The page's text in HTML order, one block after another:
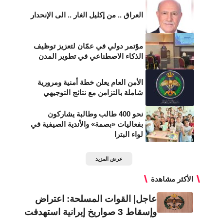
العراق .. من إكليل الغار .. الى الإنحدار
مؤتمر دولي في عمّان لتعزيز توظيف
الذكاء الاصطناعي في تطوير المدن
الأمن العام يعلن خطة أمنية ومرورية
شاملة بالتزامن مع نتائج التوجيهي
نحو 400 طالب وطالبة يشاركون
بفعاليات «بصمة» والأندية الصيفية في
لواء البترا
عرض المزيد
الأكثر مشاهدة
عاجل| القوات المسلحة: اعتراض
وإسقاط 3 صواريخ إيرانية استهدفت